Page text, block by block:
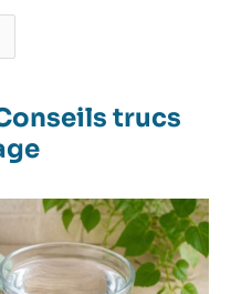
trucs